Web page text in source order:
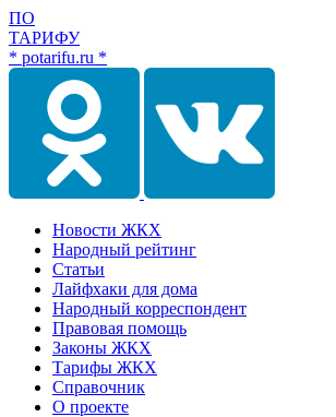
ПО
ТАРИФУ
* potarifu.ru *
Новости ЖКХ
Народный рейтинг
Статьи
Лайфхаки для дома
Народный корреспондент
Правовая помощь
Законы ЖКХ
Тарифы ЖКХ
Справочник
О проекте